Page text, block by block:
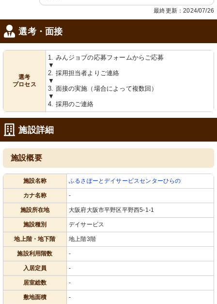
最終更新：2024/07/26
選考・面接
選考
プロセス
1. みんジョブの応募フォームからご応募
▼
2. 採用担当者よりご連絡
▼
3. 面接の実施（場合によって複数回）
▼
4. 採用のご連絡
施設詳細
施設概要
施設名称 ふるさぽーとデイサービスセンターひらの
カナ名称 -
施設所在地 大阪府大阪市平野区平野西5-1-1
施設種別 デイサービス
地上階・地下階 地上階3階
施設利用階数 -
入居定員 -
居室総数 -
敷地面積 -